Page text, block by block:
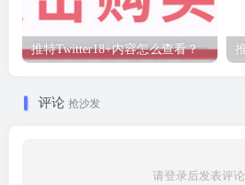
推特Twitter18+内容怎么查看？
评论 抢沙发
请登录后发表评论